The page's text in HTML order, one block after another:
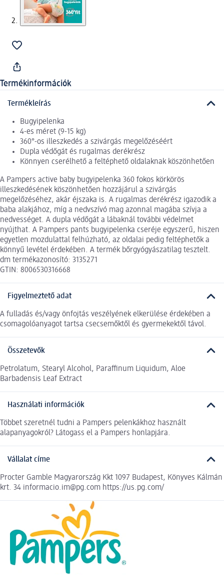
Termékinformációk
Termékleírás
Bugyipelenka
4-es méret (9-15 kg)
360°-os illeszkedés a szivárgás megelőzéséért
Dupla védőgát és rugalmas derékrész
Könnyen cserélhető a feltéphető oldalaknak köszönhetően
A Pampers active baby bugyipelenka 360 fokos körkörös
illeszkedésének köszönhetően hozzájárul a szivárgás
megelőzéséhez, akár éjszaka is. A rugalmas derékrész igazodik a
baba alakjához, míg a nedvszívó mag azonnal magába szívja a
nedvességet. A dupla védőgát a lábaknál további védelmet
nyújthat. A Pampers pants bugyipelenka cseréje egyszerű, hiszen
egyetlen mozdulattal felhúzható, az oldalai pedig feltéphetők a
könnyű levétel érdekében. A termék bőrgyógyászatilag tesztelt.
dm termékazonosító: 3135271
GTIN: 8006530316668
Figyelmeztető adat
A fulladás és/vagy önfojtás veszélyének elkerülése érdekében a
csomagolóanyagot tartsa csecsemőktől és gyermekektől távol.
Összetevők
Petrolatum, Stearyl Alcohol, Paraffinum Liquidum, Aloe
Barbadensis Leaf Extract
Használati információk
Többet szeretnél tudni a Pampers pelenkákhoz használt
alapanyagokról? Látogass el a Pampers honlapjára.
Vállalat címe
Procter Gamble Magyarország Kkt 1097 Budapest, Könyves Kálmán
krt. 34 informacio.im@pg.com https://us.pg.com/